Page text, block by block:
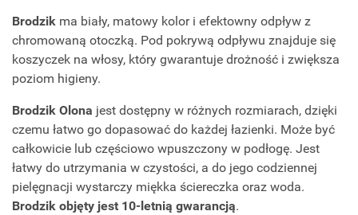
Brodzik ma biały, matowy kolor i efektowny odpływ z
chromowaną otoczką. Pod pokrywą odpływu znajduje się
koszyczek na włosy, który gwarantuje drożność i zwiększa
poziom higieny.
Brodzik Olona jest dostępny w różnych rozmiarach, dzięki
czemu łatwo go dopasować do każdej łazienki. Może być
całkowicie lub częściowo wpuszczony w podłogę. Jest
łatwy do utrzymania w czystości, a do jego codziennej
pielęgnacji wystarczy miękka ściereczka oraz woda.
Brodzik objęty jest 10-letnią gwarancją.